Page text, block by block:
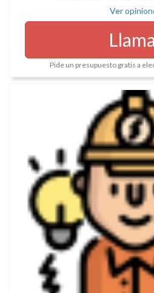
Ver
Pide un presupuesto gratis a